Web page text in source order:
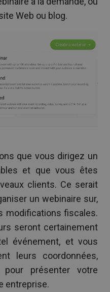
Web ou blog.
que vous dirigez un
et que vous êtes
clients. Ce serait
un webinaire sur,
modifications fiscales.
seront certainement
événement, et vous
leurs coordonnées,
présenter votre
entreprise.